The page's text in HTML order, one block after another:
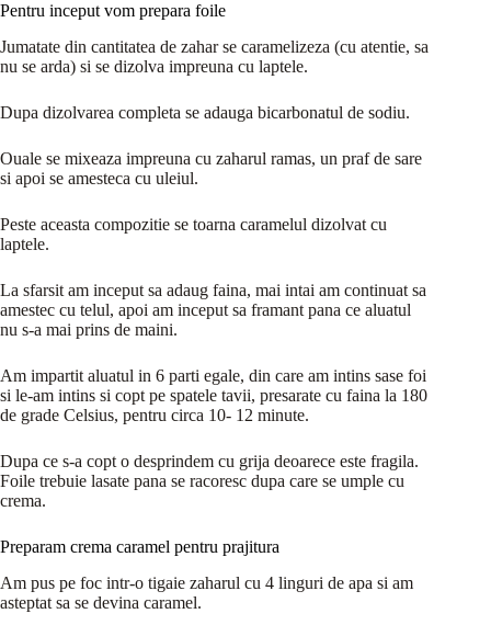
Pentru inceput vom prepara foile
Jumatate din cantitatea de zahar se caramelizeza (cu atentie, sa
nu se arda) si se dizolva impreuna cu laptele.
Dupa dizolvarea completa se adauga bicarbonatul de sodiu.
Ouale se mixeaza impreuna cu zaharul ramas, un praf de sare
si apoi se amesteca cu uleiul.
Peste aceasta compozitie se toarna caramelul dizolvat cu
laptele.
La sfarsit am inceput sa adaug faina, mai intai am continuat sa
amestec cu telul, apoi am inceput sa framant pana ce aluatul
nu s-a mai prins de maini.
Am impartit aluatul in 6 parti egale, din care am intins sase foi
si le-am intins si copt pe spatele tavii, presarate cu faina la 180
de grade Celsius, pentru circa 10- 12 minute.
Dupa ce s-a copt o desprindem cu grija deoarece este fragila.
Foile trebuie lasate pana se racoresc dupa care se umple cu
crema.
Preparam crema caramel pentru prajitura
Am pus pe foc intr-o tigaie zaharul cu 4 linguri de apa si am
asteptat sa se devina caramel.